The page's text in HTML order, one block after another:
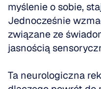
myślenie o sobie,
Jednocześnie
związane ze
jasnością
Ta neurologiczna